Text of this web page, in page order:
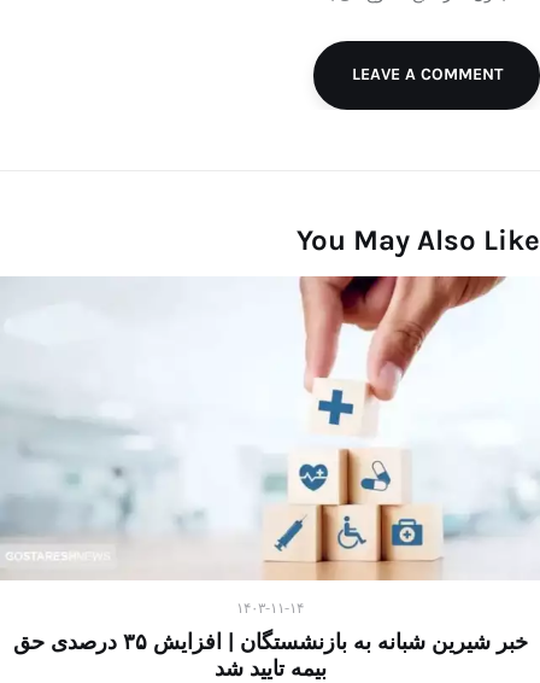
LEAVE A COMMENT
You May Also Like
۱۴۰۳-۱۱-۱۴
خبر شیرین شبانه به بازنشستگان | افزایش ۳۵ درصدی حق
بیمه تایید شد